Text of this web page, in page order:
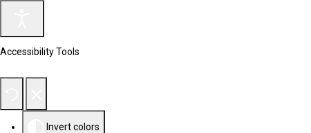
Accessibility Tools
Invert colors